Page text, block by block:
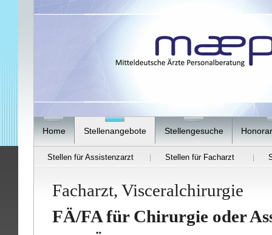
Home Stellenangebote Stellengesuche
Stellen für Assistenzarzt Stellen für Facharzt
Facharzt, Visceralchirurgie
FÄ/FA für Chirurgie oder